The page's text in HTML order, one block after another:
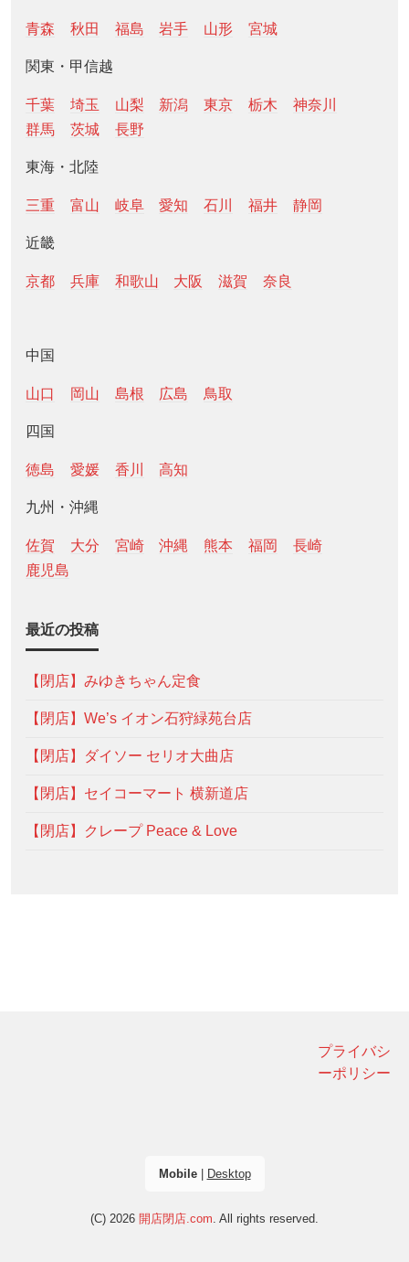
青森 秋田 福島 岩手 山形 宮城
関東・甲信越
千葉 埼玉 山梨 新潟 東京 栃木
神奈川
群馬
茨城 長野
東海・北陸
三重 富山 岐阜 愛知 石川 福井 静岡
近畿
京都 兵庫 和歌山 大阪 滋賀 奈良
中国
山口 岡山 島根 広島 鳥取
四国
徳島 愛媛 香川 高知
九州・沖縄
佐賀 大分 宮崎 沖縄 熊本 福岡
長崎
鹿児島
最近の投稿
【閉店】みゆきちゃん定食
【閉店】We’s イオン石狩緑苑台店
【閉店】ダイソー セリオ大曲店
【閉店】セイコーマート 横新道店
【閉店】クレープ Peace & Love
プライバシ
ーポリシー
Mobile| Desktop
(C) 2026 開店閉店.com. All rights reserved.